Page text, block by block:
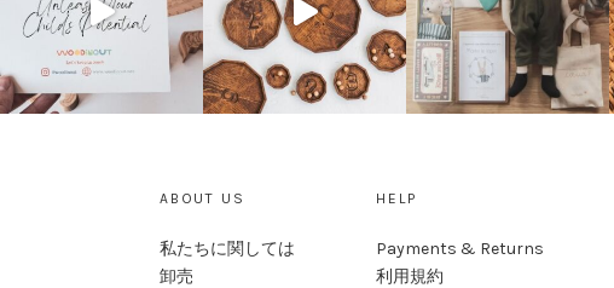
ABOUT US
私たちに関しては
卸売
HELP
Payments & Returns
利用規約